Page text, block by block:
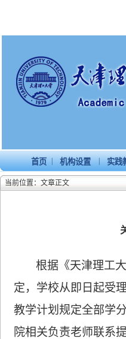
首页 | 机构设置 | 实践
当前位置：文章正文
根据《天津理工
定，学校从即日起受
教学计划规定全部学
院相关负责老师联系